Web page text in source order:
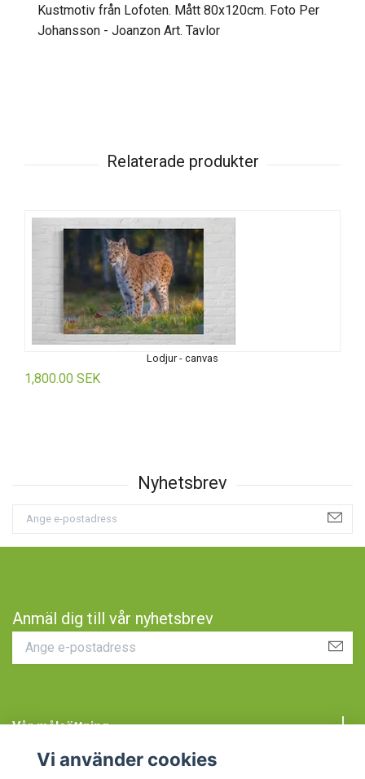
Kustmotiv från Lofoten. Mått 80x120cm. Foto Per
Johansson - Joanzon Art. Tavlor
Lodjur - canvas
1,800.00 SEK
Anmäl dig till vår nyhetsbrev
Vår målsättning
Vi använder cookies